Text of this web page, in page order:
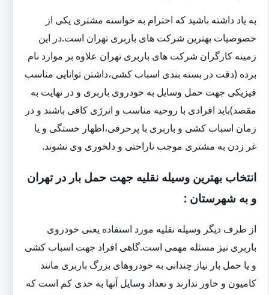
به یاد داشته باشید که احترام به خواسته مشتری یکی از
خصوصیات بهترین شرکت های باربری تهران است.در این
زمینه کارگران شرکت های باربری تهران علاوه بر موارد نام
برده (دقت در بسته بندی اسباب کشی،داشتن توانایی مناسب
فیزیکی جهت حمل وسایل به خودروی باربری و در نهایت به
مقصد)باید افرادی با روحیه مناسب و انرژی کافی باشند و در
زمان اسباب کشی و باربری با پرحرفی،اظهار خستگی و یا
غر زدن به مشتری موجب ناراحتی و دلخوری وی نشوند.
انتخاب بهترین وسیله نقلیه جهت حمل بار در تهران
و به شهرستان :
از طرف دیگر وسیله نقلیه مورد استفاده یعنی خودروی
باربری نیز مسئله مهمی است.گاهی افراد جهت اسباب کشی
و یا حمل بار نیاز چندانی به خودروهای بزرگ باربری مانند
کامیون و خاور ندارند و تعداد وسایل آنها به حدی کم است که